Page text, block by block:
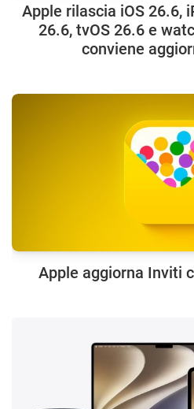
Apple rilascia iOS 26.6,
26.6, tvOS 26.6 e
conviene
Apple aggiorna Inviti